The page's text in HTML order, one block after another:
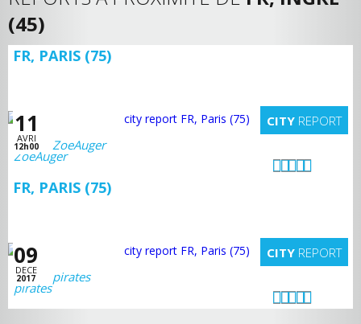
(45)
FR, PARIS (75)
11
AVRI
12h00
CITY REPORT
ZoeAuger
FR, PARIS (75)
09
DECE
2017
CITY REPORT
pirates